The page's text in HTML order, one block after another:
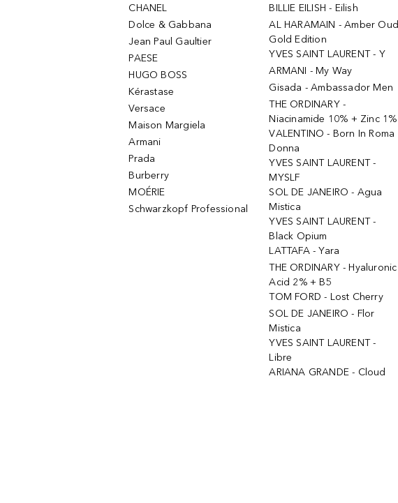
CHANEL
Dolce & Gabbana
Jean Paul Gaultier
PAESE
HUGO BOSS
Kérastase
Versace
Maison Margiela
Armani
Prada
Burberry
MOÉRIE
Schwarzkopf Professional
BILLIE EILISH - Eilish
AL HARAMAIN - Amber Oud
Gold Edition
YVES SAINT LAURENT - Y
ARMANI - My Way
Gisada - Ambassador Men
THE ORDINARY -
Niacinamide 10% + Zinc 1%
VALENTINO - Born In Roma
Donna
YVES SAINT LAURENT -
MYSLF
SOL DE JANEIRO - Agua
Mistica
YVES SAINT LAURENT -
Black Opium
LATTAFA - Yara
THE ORDINARY - Hyaluronic
Acid 2% + B5
TOM FORD - Lost Cherry
SOL DE JANEIRO - Flor
Mistica
YVES SAINT LAURENT -
Libre
ARIANA GRANDE - Cloud